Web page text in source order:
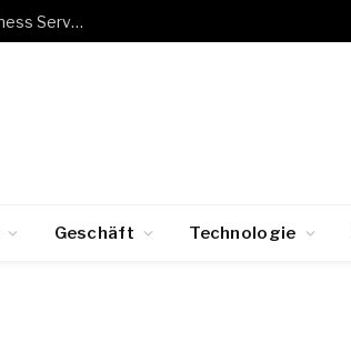
Book Hanam Business Trip Massage for Premium Wellness Services
Geschäft Technologie